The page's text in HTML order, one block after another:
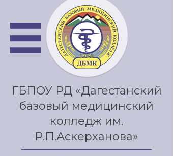
ГБПОУ РД «Дагестанский
базовый медицинский
колледж им.
Р.П.Аскерханова»